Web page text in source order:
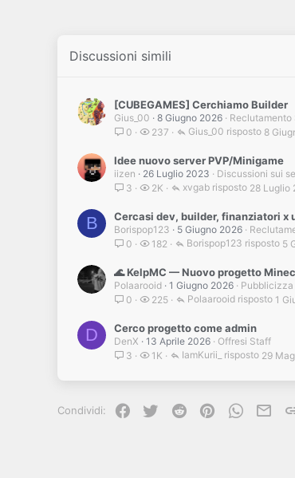
Discussioni simili
[CUBEGAMES] Cerchiamo Builder
Gius_00 8 Giugno 2026
Reclutamento
0
237 8
Gius_00
Idee nuovo server PVP/Minigame
iizen 26 Luglio 2023
Discussioni sui
3
2K 28 Luglio
xvgab
B Cercasi dev, builder, finanziatori x
Borispop123 5 Giugno 2026
0
182 5
Borispop123
🌊 KelpMC — Nuovo progetto
Polaarooid 1 Giugno 2026
0
225 1
Polaarooid
D Cerco progetto come admin
DenX 13 Aprile 2026
Offresi Staff
3
1K 29
IamKurii_
Condividi: Facebook
Twitter Reddit PinterestWhatsApp
e-